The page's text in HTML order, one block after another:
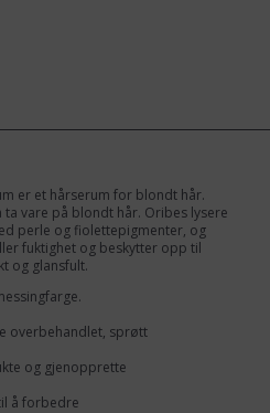
er et hårserum for blondt hår.
vare på blondt hår. Oribes lysere
perle og fiolettepigmenter, og
fuktighet og beskytter opp til
og glansfult.
overbehandlet, sprøtt
og gjenopprette
å forbedre